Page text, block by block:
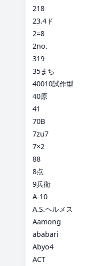
218
23.4ド
2=8
2no.
319
35まち
40010試作型
40原
41
70B
7zu7
7×2
88
8点
9兵衛
A-10
A.S.ヘルメス
Aamong
ababari
Abyo4
ACT